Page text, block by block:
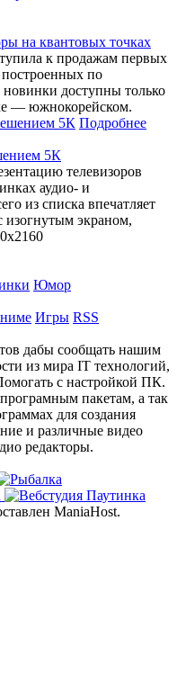
на квантовых точках
к продажам первых
построенных по
доступны только
— южнокорейском.
Подробнее
5К
телевизоров
аудио- и
из списка впечатляет
изогнутым экраном,
Юмор
Игры RSS
дабы сообщать нашим
из мира IT технологий,
с настройкой ПК.
пакетам, а так
для создания
и различные видео
редакторы.
ManiaHost.